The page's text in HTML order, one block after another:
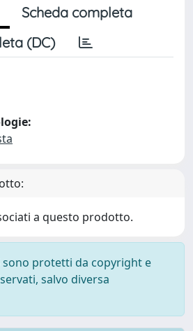
Scheda completa
(DC)
a questo prodotto.
sono protetti da copyright e
salvo diversa